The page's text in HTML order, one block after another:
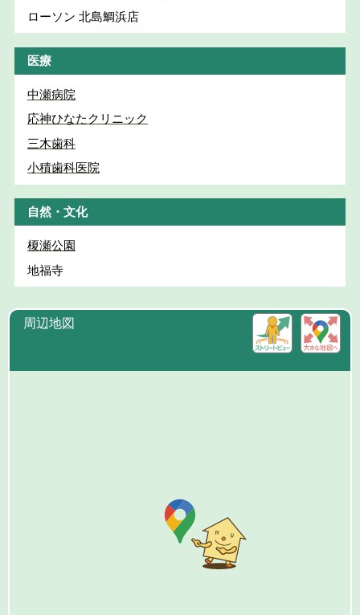
ローソン 北島鯛浜店
医療
中瀬病院
応神ひなたクリニック
三木歯科
小積歯科医院
自然・文化
榎瀬公園
地福寺
周辺地図